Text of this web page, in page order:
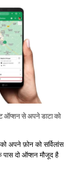
से अपने डाटा को
अपने फ़ोन को सर्विलांस
दो ऑप्शन मौजूद है